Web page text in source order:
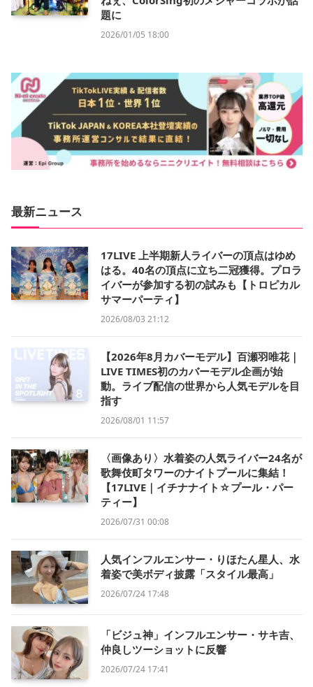
題に
2026/01/05 18:00
最新ニュース
17LIVE 上半期新人ライバーの頂点はゆめ
はる。40名の頂点に立ち二冠獲得。プロラ
イバーが参加する初の試みも【トロピカル
サマーパーティ】
2026/08/03 21:12
【2026年8月カバーモデル】百瀬羽唯花｜
LIVE TIMES初のカバーモデル企画が始
動。ライブ配信の世界から人気モデルを目
指す
2026/08/01 11:57
〈画像あり〉水着姿の人気ライバー24名が
歌舞伎町タワーのナイトプールに集結！
【17LIVE｜イチナナイト☆プール・パー
ティー】
2026/07/31 00:08
人気インフルエンサー・りほたん星人、水
着姿で美ボディ披露「スタイル最高」
2026/07/24 17:48
「ビジュ神」インフルエンサー・サキ吉、
仲良しツーショットに反響
2026/07/24 17:41